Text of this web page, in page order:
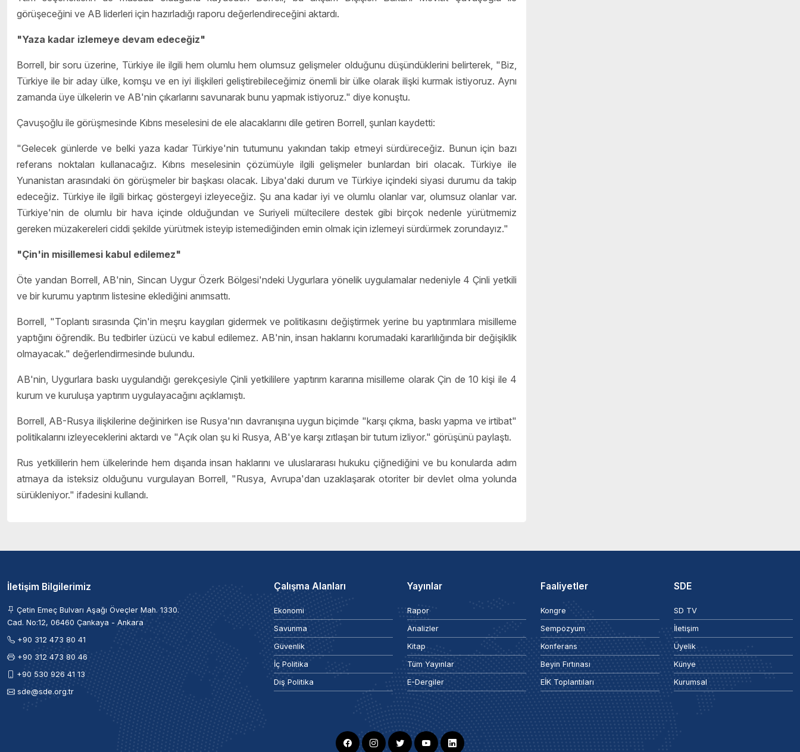
görüşeceğini ve AB liderleri için hazırladığı raporu değerlendireceğini aktardı.
"Yaza kadar izlemeye devam edeceğiz"
Borrell, bir soru üzerine, Türkiye ile ilgili hem olumlu hem olumsuz gelişmeler olduğunu düşündüklerini belirterek, "Biz,
Türkiye ile bir aday ülke, komşu ve en iyi ilişkileri geliştirebileceğimiz önemli bir ülke olarak ilişki kurmak istiyoruz. Aynı
zamanda üye ülkelerin ve AB'nin çıkarlarını savunarak bunu yapmak istiyoruz." diye konuştu.
Çavuşoğlu ile görüşmesinde Kıbrıs meselesini de ele alacaklarını dile getiren Borrell, şunları kaydetti:
"Gelecek günlerde ve belki yaza kadar Türkiye'nin tutumunu yakından takip etmeyi sürdüreceğiz. Bunun için bazı
referans noktaları kullanacağız. Kıbrıs meselesinin çözümüyle ilgili gelişmeler bunlardan biri olacak. Türkiye ile
Yunanistan arasındaki ön görüşmeler bir başkası olacak. Libya'daki durum ve Türkiye içindeki siyasi durumu da takip
edeceğiz. Türkiye ile ilgili birkaç göstergeyi izleyeceğiz. Şu ana kadar iyi ve olumlu olanlar var, olumsuz olanlar var.
Türkiye'nin de olumlu bir hava içinde olduğundan ve Suriyeli mültecilere destek gibi birçok nedenle yürütmemiz
gereken müzakereleri ciddi şekilde yürütmek isteyip istemediğinden emin olmak için izlemeyi sürdürmek zorundayız."
"Çin'in misillemesi kabul edilemez"
Öte yandan Borrell, AB'nin, Sincan Uygur Özerk Bölgesi'ndeki Uygurlara yönelik uygulamalar nedeniyle 4 Çinli yetkili
ve bir kurumu yaptırım listesine eklediğini anımsattı.
Borrell, "Toplantı sırasında Çin'in meşru kaygıları gidermek ve politikasını değiştirmek yerine bu yaptırımlara misilleme
yaptığını öğrendik. Bu tedbirler üzücü ve kabul edilemez. AB'nin, insan haklarını korumadaki kararlılığında bir değişiklik
olmayacak." değerlendirmesinde bulundu.
AB'nin, Uygurlara baskı uygulandığı gerekçesiyle Çinli yetkililere yaptırım kararına misilleme olarak Çin de 10 kişi ile 4
kurum ve kuruluşa yaptırım uygulayacağını açıklamıştı.
Borrell, AB-Rusya ilişkilerine değinirken ise Rusya'nın davranışına uygun biçimde "karşı çıkma, baskı yapma ve irtibat"
politikalarını izleyeceklerini aktardı ve "Açık olan şu ki Rusya, AB'ye karşı zıtlaşan bir tutum izliyor." görüşünü paylaştı.
Rus yetkililerin hem ülkelerinde hem dışarıda insan haklarını ve uluslararası hukuku çiğnediğini ve bu konularda adım
atmaya da isteksiz olduğunu vurgulayan Borrell, "Rusya, Avrupa'dan uzaklaşarak otoriter bir devlet olma yolunda
sürükleniyor." ifadesini kullandı.
İletişim Bilgilerimiz
Çetin Emeç Bulvarı Aşağı Öveçler Mah. 1330.
Cad. No:12, 06460 Çankaya - Ankara
+90 312 473 80 41
+90 312 473 80 46
+90 530 926 41 13
sde@sde.org.tr
Çalışma Alanları
Ekonomi
Savunma
Güvenlik
İç Politika
Dış Politika
Yayınlar
Rapor
Analizler
Kitap
Tüm Yayınlar
E-Dergiler
Faaliyetler
Kongre
Sempozyum
Konferans
Beyin Fırtınası
EİK Toplantıları
SDE
SD TV
İletişim
Üyelik
Künye
Kurumsal